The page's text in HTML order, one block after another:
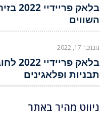
בלאק
השווים
נובמבר 17, 2022
בלאק
תבניות ופלאגינים
ניווט מהיר באתר